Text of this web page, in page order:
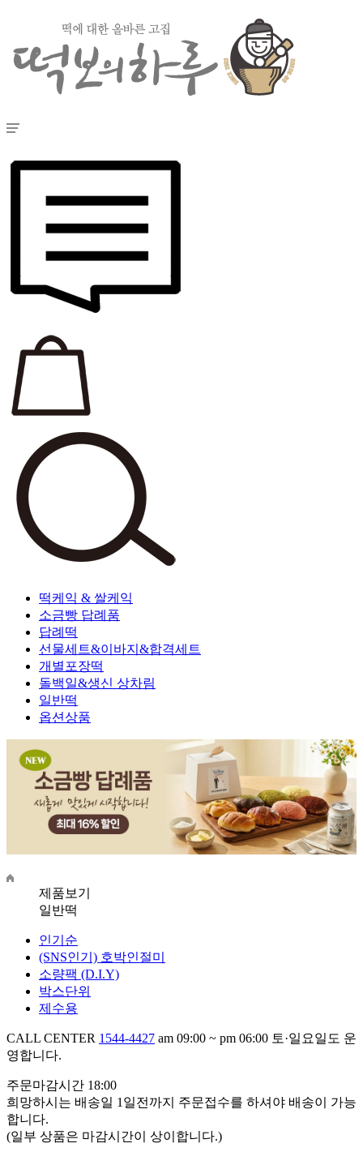
떡케익 & 쌀케익
소금빵 답례품
답례떡
선물세트&이바지&합격세트
개별포장떡
돌백일&생신 상차림
일반떡
옵션상품
제품보기
일반떡
인기순
(SNS인기) 호박인절미
소량팩 (D.I.Y)
박스단위
제수용
CALL CENTER 1544-4427 am 09:00 ~ pm 06:00 토·일요일도 운
영합니다.
주문마감시간 18:00
희망하시는 배송일 1일전까지 주문접수를 하셔야 배송이 가능
합니다.
(일부 상품은 마감시간이 상이합니다.)